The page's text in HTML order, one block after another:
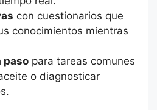
con cuestionarios que
conocimientos mientras
pasopara tareas comunes
o diagnosticar